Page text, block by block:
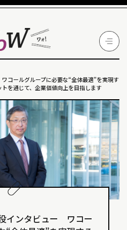
コールグループに必要な“全体最適”を実現す
を通じて、企業価値向上を目指します
インタビュー ワコー